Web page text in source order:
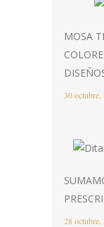
MOSA
30 octubre,
28 octubre,